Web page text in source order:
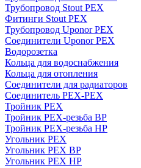
Трубопровод Stout PEX
Фитинги Stout PEX
Трубопровод Uponor PEX
Соединители Uponor PEX
Водорозетка
Кольца для водоснабжения
Кольца для отопления
Соединители для радиаторов
Соединитель PEX-PEX
Тройник PEX
Тройник PEX-резьба ВР
Тройник PEX-резьба НР
Угольник PEX
Угольник PEX ВР
Угольник PEX НР